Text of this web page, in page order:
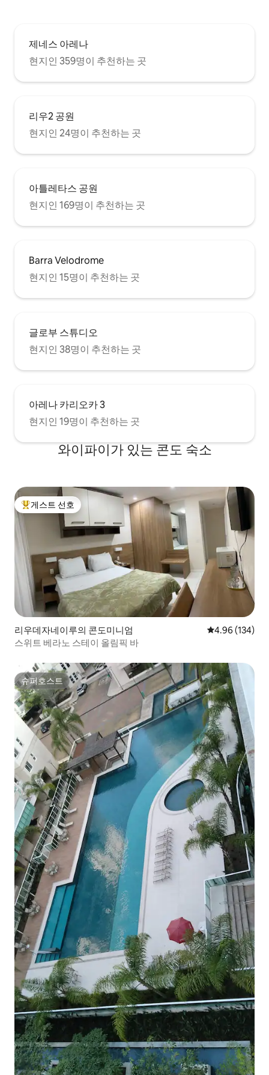
제네스 아레나
현지인 359명이 추천하는 곳
리우2 공원
현지인 24명이 추천하는 곳
아틀레타스 공원
현지인 169명이 추천하는 곳
Barra Velodrome
현지인 15명이 추천하는 곳
글로부 스튜디오
현지인 38명이 추천하는 곳
아레나 카리오카 3
현지인 19명이 추천하는 곳
와이파이가 있는 콘도 숙소
상위 게스트 선호
게스트 선호
리우데자네이루의 콘도미니엄 평점 4.96점(5
4.96 (134)
스위트 베라노 스테이 올림픽 바
슈퍼호스트
슈퍼호스트